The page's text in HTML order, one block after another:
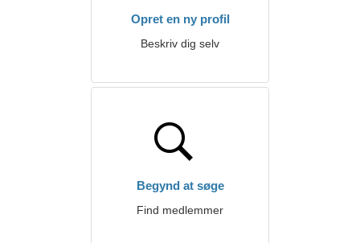
Opret en ny profil
Beskriv dig selv
Begynd at søge
Find medlemmer